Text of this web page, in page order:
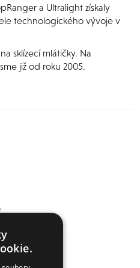
a Ultralight získaly
technologického vývoje v
sklízecí mlátičky. Na
již od roku 2005.